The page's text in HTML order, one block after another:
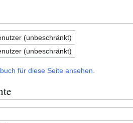
(unbeschränkt)
(unbeschränkt)
für diese Seite ansehen.